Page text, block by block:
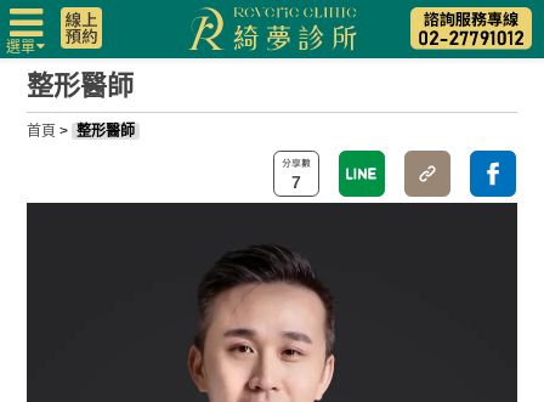
選單
整形醫師
首頁 > 整形醫師
7